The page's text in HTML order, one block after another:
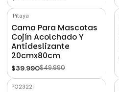
-20%
|Pitaya
Cama Para Mascotas
Cojín Acolchado Y
Antideslizante
20cmx80cm
$39.990$49.990
P02322|